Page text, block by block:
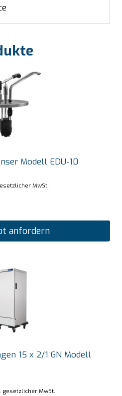
Modell EDU-10
MwSt.
anfordern
15 x 2/1 GN Modell
gesetzlicher MwSt.